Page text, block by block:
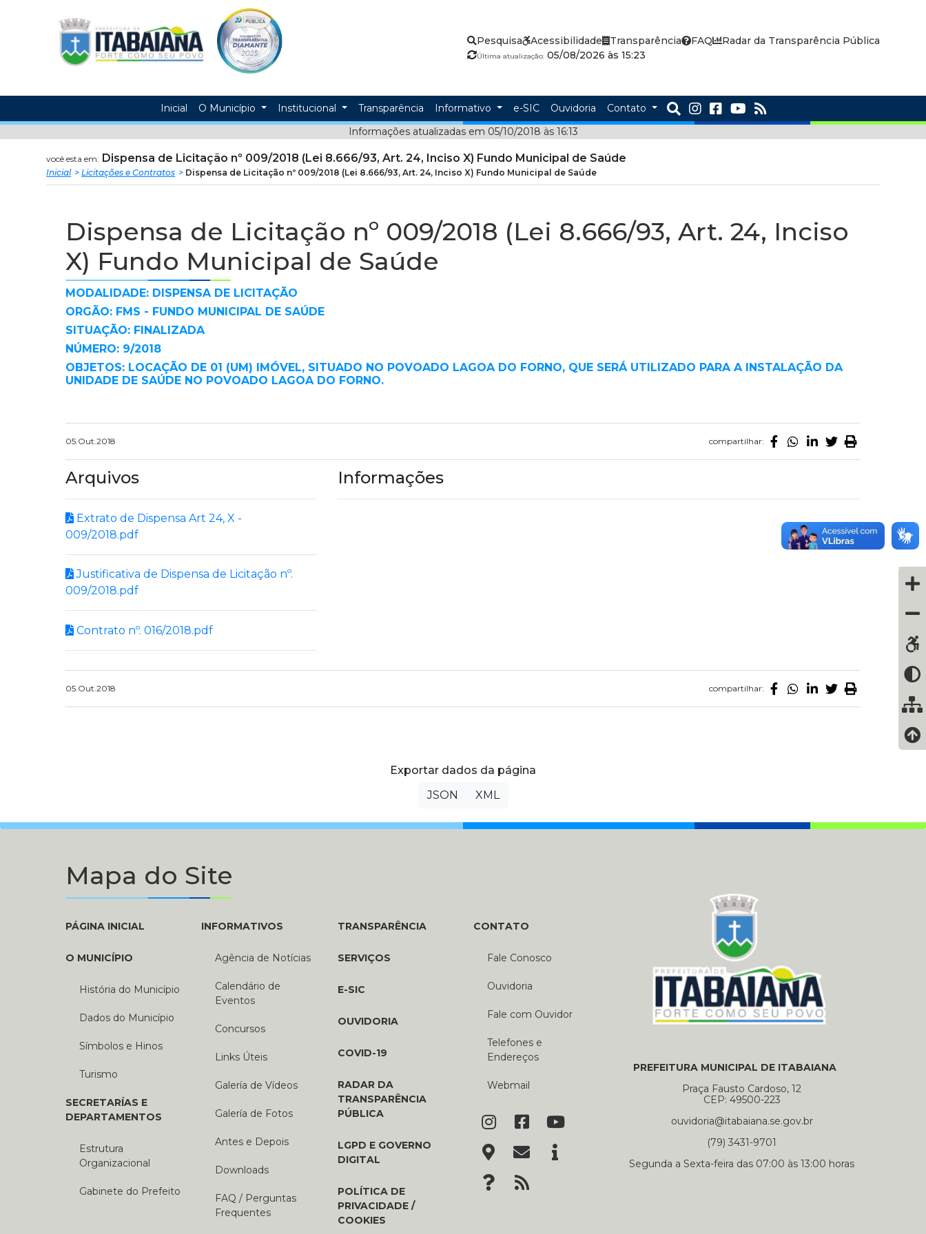
Prefeitura
Municipal
Itabaiana
Pesquisa Acessibilidade Transparência FAQ Radar da Transparência Pública
Última atualização:05/08/2026 às 15:23
Inicial O Município Institucional Transparência Informativo e-SIC Ouvidoria
Contato
Informações atualizadas em 05/10/2018 às 16:13
você esta em: Dispensa de Licitação nº 009/2018 (Lei 8.666/93, Art. 24, Inciso X) Fundo Municipal de Saúde
Inicial Licitações e Contratos Dispensa de Licitação nº 009/2018 (Lei 8.666/93, Art. 24, Inciso X) Fundo Municipal de Saúde
Dispensa de Licitação nº 009/2018 (Lei 8.666/93, Art. 24, Inciso
X) Fundo Municipal de Saúde
MODALIDADE: DISPENSA DE LICITAÇÃO
ORGÃO: FMS - FUNDO MUNICIPAL DE SAÚDE
SITUAÇÃO: FINALIZADA
NÚMERO: 9/2018
OBJETOS: LOCAÇÃO DE 01 (UM) IMÓVEL, SITUADO NO POVOADO LAGOA DO FORNO, QUE SERÁ UTILIZADO PARA A INSTALAÇÃO DA
UNIDADE DE SAÚDE NO POVOADO LAGOA DO FORNO.
05.Out.2018 compartilhar:
Arquivos
Extrato de Dispensa Art 24, X -
009/2018.pdf
Justificativa de Dispensa de Licitação nº.
009/2018.pdf
Contrato nº. 016/2018.pdf
Informações
05.Out.2018 compartilhar:
Exportar dados da página
JSON
XML
Mapa do Site
PÁGINA INICIAL
O MUNICÍPIO
História do Município
Dados do Município
Símbolos e Hinos
Turismo
SECRETARÍAS E
DEPARTAMENTOS
Estrutura
Organizacional
Gabinete do Prefeito
INFORMATIVOS
Agência de Notícias
Calendário de
Eventos
Concursos
Links Úteis
Galería de Vídeos
Galería de Fotos
Antes e Depois
Downloads
FAQ / Perguntas
Frequentes
TRANSPARÊNCIA
SERVIÇOS
E-SIC
OUVIDORIA
COVID-19
RADAR DA
TRANSPARÊNCIA
PÚBLICA
LGPD E GOVERNO
DIGITAL
POLÍTICA DE
PRIVACIDADE /
COOKIES
CONTATO
Fale Conosco
Ouvidoria
Fale com Ouvidor
Telefones e
Endereços
Webmail
PREFEITURA MUNICIPAL DE ITABAIANA
Praça Fausto Cardoso, 12
CEP: 49500-223
ouvidoria@itabaiana.se.gov.br
(79) 3431-9701
Segunda a Sexta-feira das 07:00 às 13:00 horas